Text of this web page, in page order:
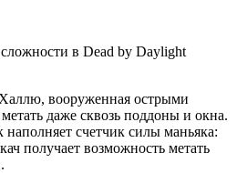
вооруженная острыми
даже сквозь поддоны и окна.
счетчик силы маньяка:
получает возможность метать